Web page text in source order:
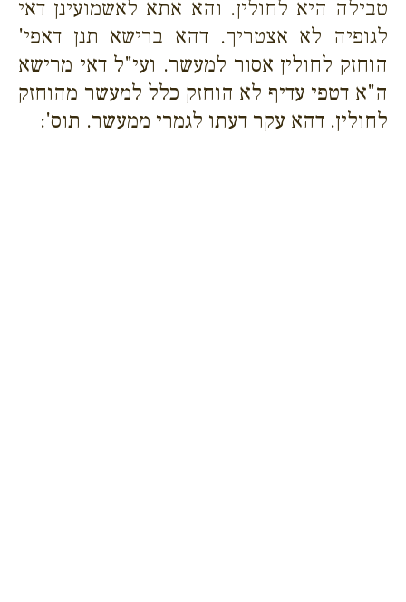
טבילה היא לחולין. והא אתא לאשמועינן דאי
לגופיה לא אצטריך. דהא ברישא תנן דאפי'
הוחזק לחולין אסור למעשר. ועי"ל דאי מרישא
ה"א דטפי עדיף לא הוחזק כלל למעשר מהוחזק
לחולין. דהא עקר דעתו לגמרי ממעשר. תוס':